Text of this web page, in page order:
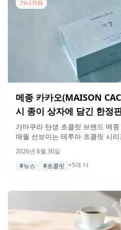
가나가와
메종 카카오(MAISON
시 종이 상자에 담긴 한정
테루아 컬렉션 No.7' 출시
가마쿠라 탄생 초콜릿 브랜드 메
매월 선보이는 테루아 초콜릿 시
을 블렌딩했으며, '나오(Nao) 수제
수제 와시 종이로 포장된 800개
2026년 6월 30일
#뉴스
#초콜릿 +5개 더